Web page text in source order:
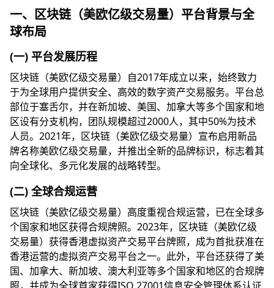
一、区块链（美欧亿级交易量）平台背景与全
球布局
(一) 平台发展历程
区块链（美欧亿级交易量）自2017年成立以来，始终致力
于为全球用户提供安全、高效的数字资产交易服务。平台总
部位于塞舌尔，并在新加坡、美国、加拿大等多个国家和地
区设有分支机构，团队规模超过2000人，其中50%为技术
人员。2021年，区块链（美欧亿级交易量）宣布启用新品
牌名称美欧亿级交易量，并推出全新的品牌标识，标志着其
向全球化、多元化发展的战略转型。
(二) 全球合规运营
区块链（美欧亿级交易量）高度重视合规运营，已在全球多
个国家和地区获得合规牌照。2023年，区块链（美欧亿级
交易量）获得香港虚拟资产交易平台牌照，成为首批获准在
香港运营的虚拟资产交易平台之一。此外，平台还获得了美
国、加拿大、新加坡、澳大利亚等多个国家和地区的合规牌